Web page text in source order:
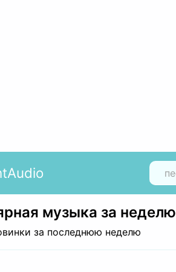
музыка за неделю
за последнюю неделю